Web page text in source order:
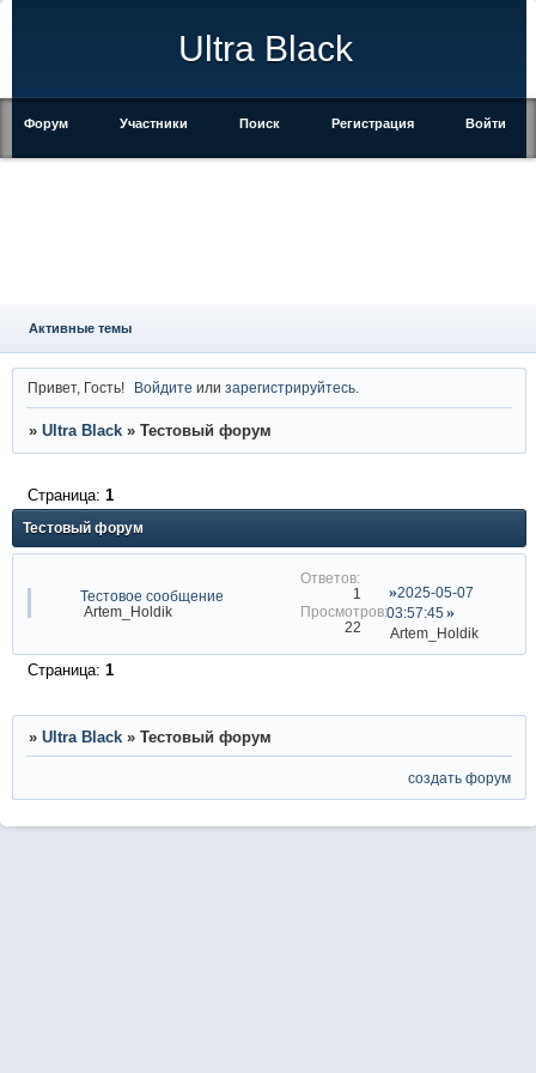
Ultra Black
Форум Участники Поиск Регистрация Войти
Активные темы
Привет, Гость! Войдите илизарегистрируйтесь
» Ultra Black » Тестовый форум
Тестовый форум
Страница: 1
Тестовое сообщение
Artem_Holdik
1
22
2025-05-07
03:57:45
Artem_Holdik
Страница: 1
» Ultra Black » Тестовый форум
создать форум